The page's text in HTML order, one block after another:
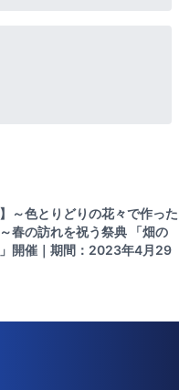
～色とりどりの花々で作った
春の訪れを祝う祭典 「畑の
開催｜期間：2023年4月29